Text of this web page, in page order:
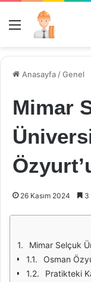
Menü
Anasayfa /Genel
Mimar
26 Kasım 2024 3
Mimar Selçuk
Osman
Pratikteki